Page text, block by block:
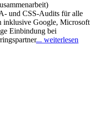
und CSS-Audits für alle
inklusive Google, Microsoft
Einbindung bei
... weiterlesen